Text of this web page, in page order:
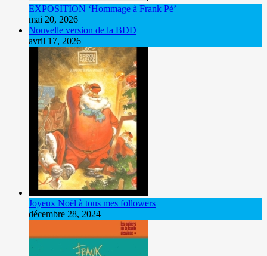
EXPOSITION ‘Hommage à Frank Pé’
mai 20, 2026
Nouvelle version de la BDD
avril 17, 2026
Joyeux Noël à tous mes followers
décembre 28, 2024